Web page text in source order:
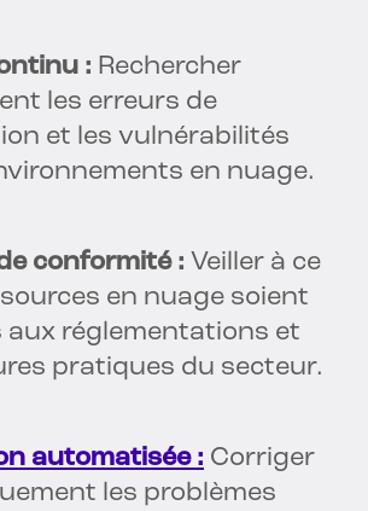
: Rechercher
les erreurs de
et les vulnérabilités
en nuage.
conformité : Veiller à ce
en nuage soient
aux réglementations et
pratiques du secteur.
automatisée : Corriger
les problèmes